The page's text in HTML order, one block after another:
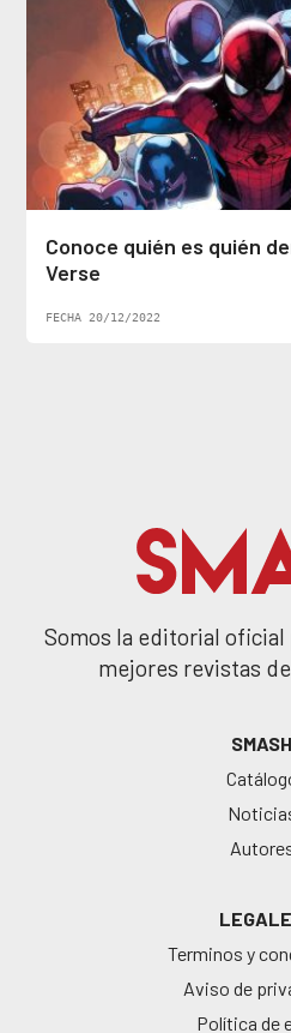
Conoce quién es quién
Verse
FECHA 20/12/2022
Somos la editorial oficial
mejores revistas
SMASH
Terminos y
Aviso de
Política de